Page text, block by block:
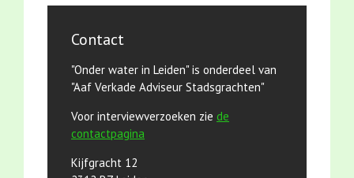
Contact
"Onder water in Leiden" is onderdeel van
"Aaf Verkade Adviseur Stadsgrachten"
Voor interviewverzoeken zie de
contactpagina
Kijfgracht 12